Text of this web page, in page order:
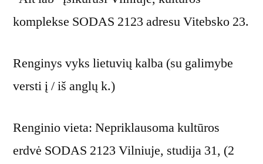
komplekse SODAS 2123 adresu Vitebsko 23.
Renginys vyks lietuvių kalba (su galimybe
versti į / iš anglų k.)
Renginio vieta: Nepriklausoma kultūros
erdvė SODAS 2123 Vilniuje, studija 31, (2